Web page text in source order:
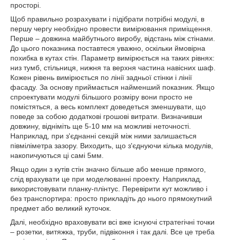
просторі.
Щоб правильно розрахувати і підібрати потрібні модулі, в
першу чергу необхідно провести вимірювання приміщення.
Перше – довжина майбутнього виробу, відстань між стінами.
До цього показника поставтеся уважно, оскільки ймовірна
похибка в кутах стін. Параметр вимірюється на таких рівнях:
низ тумб, стільниця, нижня та верхня частина навісних шаф.
Кожен рівень вимірюється по лінії задньої стінки і лінії
фасаду. За основу приймається найменший показник. Якщо
спроектувати модулі більшого розміру вони просто не
помістяться, а весь комплект доведеться зменшувати, що
поведе за собою додаткові грошові витрати. Визначивши
довжину, відніміть ще 5-10 мм на можливі неточності.
Наприклад, при з'єднанні секцій між ними залишається
півміліметра зазору. Виходить, що з'єднуючи кілька модулів,
накопичуються ці самі 5мм.
Якщо один з кутів стін значно більше або менше прямого,
слід врахувати це при моделюванні проекту. Наприклад,
використовувати планку-плінтус. Перевірити кут можливо і
без транспортира: просто прикладіть до нього прямокутний
предмет або великий куточок.
Далі, необхідно враховувати всі вже існуючі стратегічні точки
– розетки, витяжка, труби, підвіконня і так далі. Все це треба